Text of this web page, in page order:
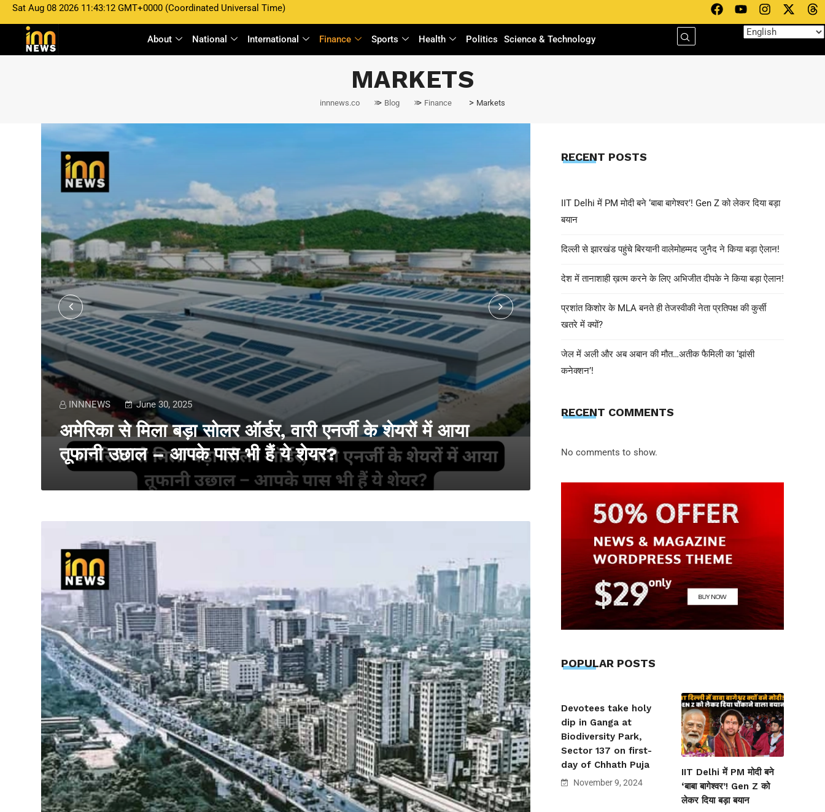
Sat Aug 08 2026 11:43:12 GMT+0000 (Coordinated Universal Time)
About National International Finance Sports Health Politics Science & Technology
MARKETS
innnews.co > Blog > Finance > Markets
INNNEWS June 30, 2025
अमेरिका से मिला बड़ा सोलर ऑर्डर, वारी एनर्जी के शेयरों में आया
तूफानी उछाल – आपके पास भी हैं ये शेयर?
6 की मौत, ट्रेडिंग वॉल्यूम 2 करोड़ पार
RECENT POSTS
IIT Delhi में PM मोदी बने ‘बाबा बागेश्वर’! Gen Z को लेकर दिया बड़ा
बयान
दिल्ली से झारखंड पहुंचे बिरयानी वालेमोहम्मद जुनैद ने किया बड़ा ऐलान!
देश में तानाशाही ख़त्म करने के लिए अभिजीत दीपके ने किया बड़ा ऐलान!
प्रशांत किशोर के MLA बनते ही तेजस्वीकी नेता प्रतिपक्ष की कुर्सी
खतरे में क्यों?
जेल में अली और अब अबान की मौत…अतीक फैमिली का ‘झांसी
कनेक्शन’!
RECENT COMMENTS
No comments to show.
POPULAR POSTS
Devotees take holy
dip in Ganga at
Biodiversity Park,
Sector 137 on first-
day of Chhath Puja
November 9, 2024
IIT Delhi में PM मोदी बने
‘बाबा बागेश्वर’! Gen Z को
लेकर दिया बड़ा बयान